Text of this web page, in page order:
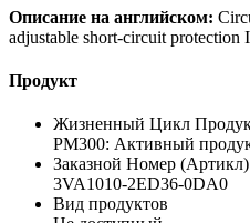
Описание на английском:
adjustable short-circuit
Продукт
Жизненный Цикл
PM300: Активный
Заказной Номер (Артикл)
3VA1010-2ED36-0DA0
Вид продуктов